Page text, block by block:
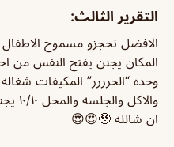
التقرير الثالث:
الافضل تحجزو مسموح الاطفال
المكان يجنن يفتح النفس من
وحده “الحرررر” المكيفات
ان شالله 🥹😍😍